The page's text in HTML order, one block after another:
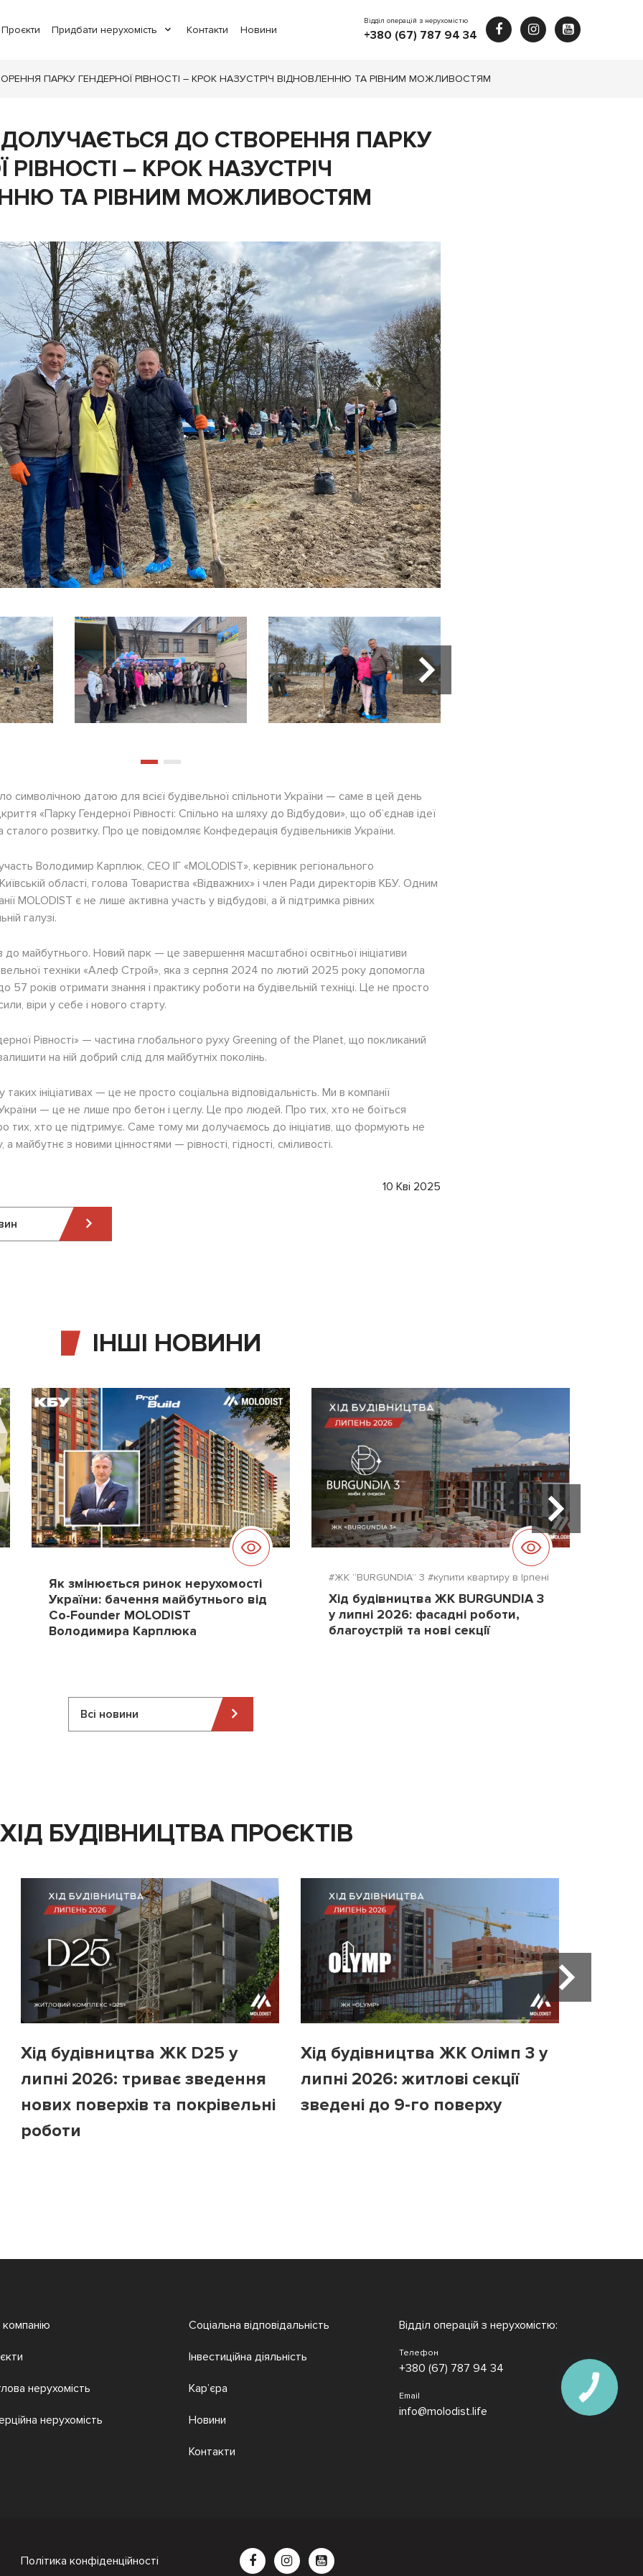
Проєкти Придбати нерухомість Контакти Новини
Відділ операцій з нерухомістю
+380 (67) 787 94 34
ПАРКУ ГЕНДЕРНОЇ РІВНОСТІ – КРОК НАЗУСТРІЧ ВІДНОВЛЕННЮ ТА РІВНИМ МОЖЛИВОСТЯМ
ДОЛУЧАЄТЬСЯ ДО СТВОРЕННЯ ПАРКУ
РІВНОСТІ – КРОК НАЗУСТРІЧ
ТА РІВНИМ МОЖЛИВОСТЯМ
символічною датою для всієї будівельної спільноти України — саме в цей день
«Парку Гендерної Рівності: Спільно на шляху до Відбудови», що об’єднав ідеї
сталого розвитку. Про це повідомляє Конфедерація будівельників України.
Володимир Карплюк, СЕО ІГ «MOLODIST», керівник регіонального
області, голова Товариства «Відважних» і член Ради директорів КБУ. Одним
MOLODIST є не лише активна участь у відбудові, а й підтримка рівних
галузі.
майбутнього. Новий парк — це завершення масштабної освітньої ініціативи
техніки «Алеф Строй», яка з серпня 2024 по лютий 2025 року допомогла
57 років отримати знання і практику роботи на будівельній техніці. Це не просто
віри у себе і нового старту.
Рівності» — частина глобального руху Greening of the Planet, що покликаний
на ній добрий слід для майбутніх поколінь.
ініціативах — це не просто соціальна відповідальність. Ми в компанії
— це не лише про бетон і цеглу. Це про людей. Про тих, хто не боїться
тих, хто це підтримує. Саме тому ми долучаємось до ініціатив, що формують не
майбутнє з новими цінностями — рівності, гідності, сміливості.
10 Кві 2025
ІНШІ НОВИНИ
Як змінюється ринок нерухомості
України: бачення майбутнього від
Co-Founder MOLODIST
Володимира Карплюка
#ЖК “BURGUNDIA” 3 #купити квартиру в Ірпені
Хід будівництва ЖК BURGUNDIA 3
у липні 2026: фасадні роботи,
благоустрій та нові секції
Всі новини
ХІД БУДІВНИЦТВА ПРОЄКТІВ
Хід будівництва ЖК D25 у
липні 2026: триває зведення
нових поверхів та покрівельні
роботи
Хід будівництва ЖК Олімп 3 у
липні 2026: житлові секції
зведені до 9-го поверху
нерухомість
нерухомість
Соціальна відповідальність
Інвестиційна діяльність
Кар’єра
Новини
Контакти
Відділ операцій з нерухомістю:
Телефон
+380 (67) 787 94 34
Email
info@molodist.life
Політика конфіденційності